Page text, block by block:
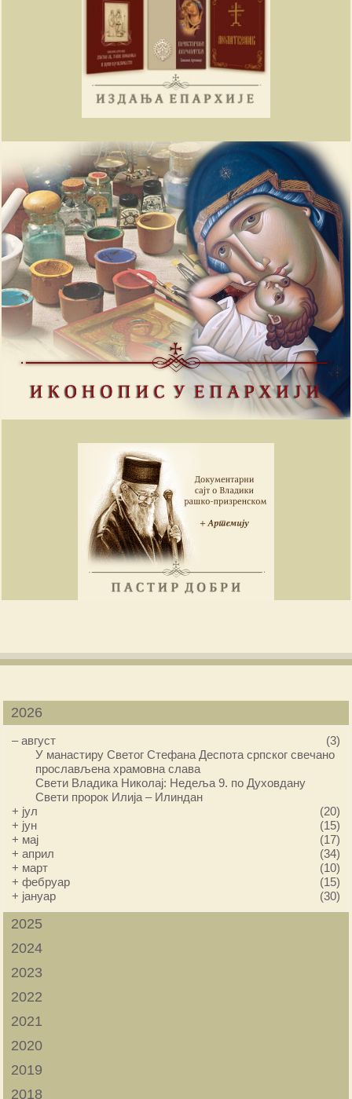
2026
–август
(3)
У манастиру Светог Стефана Деспота српског свечано
прослављена храмовна слава
Свети Владика Николај: Недеља 9. по Духовдану
Свети пророк Илија – Илиндан
+ јул
(20)
+ јун
(15)
+ мај
(17)
+април
(34)
+ март
(10)
+фебруар
(15)
+ јануар (30)
2025
2024
2023
2022
2021
2020
2019
2018